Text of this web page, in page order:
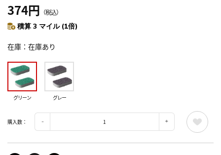
374円 （税込）
積算 3 マイル (1倍)
在庫 在庫あり
グリーン グレー
購入数：